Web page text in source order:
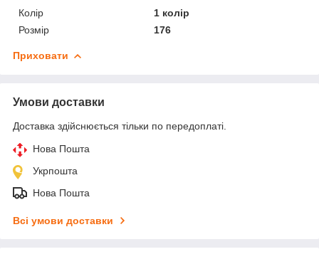
Колір
1 колір
Розмір
176
Приховати
Умови доставки
Доставка здійснюється тільки по передоплаті.
Нова Пошта
Укрпошта
Нова Пошта
Всі умови доставки